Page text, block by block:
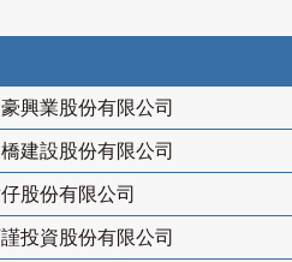
興業股份有限公司
建設股份有限公司
股份有限公司
投資股份有限公司